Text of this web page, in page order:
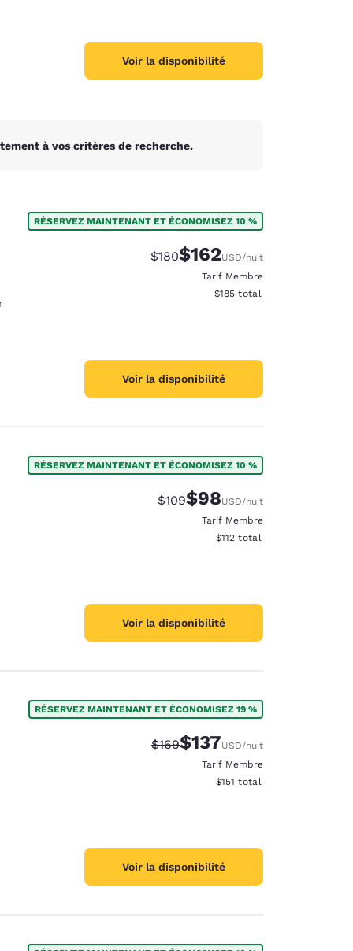
Voir la disponibilité
à vos critères de recherche.
RÉSERVEZ MAINTENANT ET ÉCONOMISEZ 10 %
Tarif barré :
$180Tarif réduit :
$162USD/nuit
Tarif Membre
Afficher les détails du total
$185 total
Voir la disponibilité
RÉSERVEZ MAINTENANT ET ÉCONOMISEZ 10 %
Tarif barré :
$109Tarif réduit :
$98USD/nuit
Tarif Membre
Afficher les détails du total
$112 total
Voir la disponibilité
RÉSERVEZ MAINTENANT ET ÉCONOMISEZ 19 %
Tarif barré :
$169Tarif réduit :
$137USD/nuit
Tarif Membre
Afficher les détails du total
$151 total
Voir la disponibilité